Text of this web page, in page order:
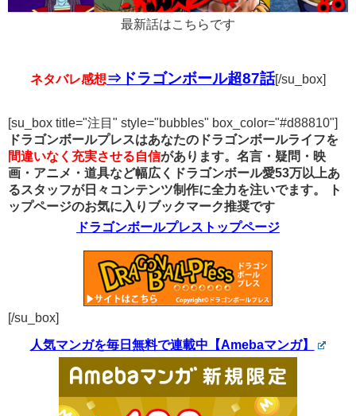
最新話はこちらです
ネタバレ感想⇒ドラゴンボール超87話[/su_box]
[su_box title="注目" style="bubbles" box_color="#d88810"]
ドラゴンボールプレスはあなたのドラゴンボールライフを
間違いなく充実させる自信があります。名言・疑問・映
画・アニメ・道具など幅広くドラゴンボール愛53万以上あ
るスタッフが日々コンテンツ制作に全力を注いでます。
ト
ップページのお気に入りブックマーク推奨です
ドラゴンボールプレストップページ
[/su_box]
人気マンガを毎日無料で連載中【Amebaマンガ】